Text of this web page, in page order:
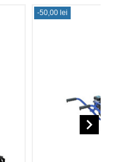
-50,00 lei
navigate_next